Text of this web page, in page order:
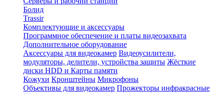
Болид
Trassir
Комплектующие и аксессуары
Программное обеспечение и платы видеозахвата
Дополнительное оборудование
Аксессуары для видеокамер Видеоусилители,
модуляторы, делители, устройства защиты Жёсткие
диски HDD и Карты памяти
Кожухи Кронштейны Микрофоны
Объективы для видеокамер Прожекторы инфракрасные